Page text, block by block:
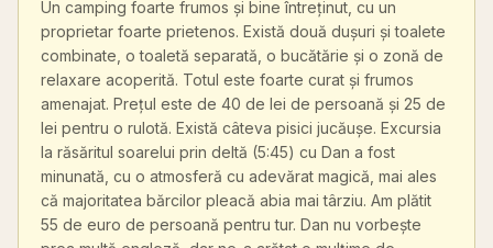
Un camping foarte frumos și bine întreținut, cu un
proprietar foarte prietenos. Există două dușuri și toalete
combinate, o toaletă separată, o bucătărie și o zonă de
relaxare acoperită. Totul este foarte curat și frumos
amenajat. Prețul este de 40 de lei de persoană și 25 de
lei pentru o rulotă. Există câteva pisici jucăușe. Excursia
la răsăritul soarelui prin deltă (5:45) cu Dan a fost
minunată, cu o atmosferă cu adevărat magică, mai ales
că majoritatea bărcilor pleacă abia mai târziu. Am plătit
55 de euro de persoană pentru tur. Dan nu vorbește